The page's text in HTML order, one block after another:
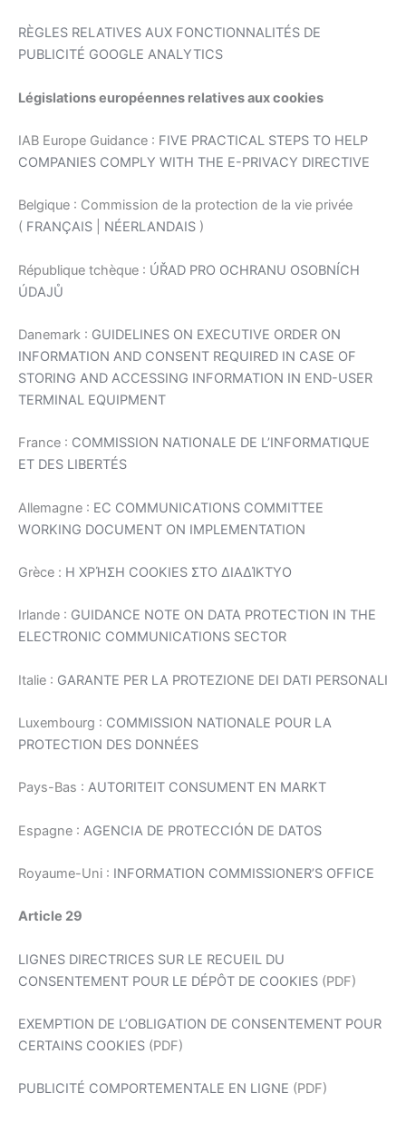
RÈGLES RELATIVES AUX FONCTIONNALITÉS DE
PUBLICITÉ GOOGLE ANALYTICS
Législations européennes relatives aux cookies
IAB Europe Guidance : FIVE PRACTICAL STEPS TO HELP
COMPANIES COMPLY WITH THE E-PRIVACY DIRECTIVE
Belgique : Commission de la protection de la vie privée
( FRANÇAIS NÉERLANDAIS )
République tchèque : ÚŘAD PRO OCHRANU OSOBNÍCH
ÚDAJŮ
Danemark : GUIDELINES ON EXECUTIVE ORDER ON
INFORMATION AND CONSENT REQUIRED IN CASE OF
STORING AND ACCESSING INFORMATION IN END-USER
TERMINAL EQUIPMENT
France : COMMISSION NATIONALE DE L’INFORMATIQUE
ET DES LIBERTÉS
Allemagne : EC COMMUNICATIONS COMMITTEE
WORKING DOCUMENT ON IMPLEMENTATION
Grèce : Η ΧΡΉΣΗ COOKIES ΣΤΟ ΔΙΑΔΊΚΤΥΟ
Irlande : GUIDANCE NOTE ON DATA PROTECTION IN THE
ELECTRONIC COMMUNICATIONS SECTOR
Italie : GARANTE PER LA PROTEZIONE DEI DATI PERSONALI
Luxembourg : COMMISSION NATIONALE POUR LA
PROTECTION DES DONNÉES
Pays-Bas : AUTORITEIT CONSUMENT EN MARKT
Espagne : AGENCIA DE PROTECCIÓN DE DATOS
Royaume-Uni : INFORMATION COMMISSIONER’S OFFICE
Article 29
LIGNES DIRECTRICES SUR LE RECUEIL DU
CONSENTEMENT POUR LE DÉPÔT DE COOKIES (PDF)
EXEMPTION DE L’OBLIGATION DE CONSENTEMENT POUR
CERTAINS COOKIES (PDF)
PUBLICITÉ COMPORTEMENTALE EN LIGNE (PDF)